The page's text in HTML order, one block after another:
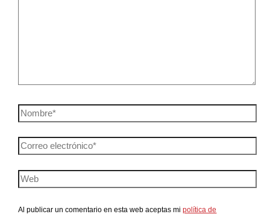
Al publicar un comentario en esta web aceptas mipolítica de